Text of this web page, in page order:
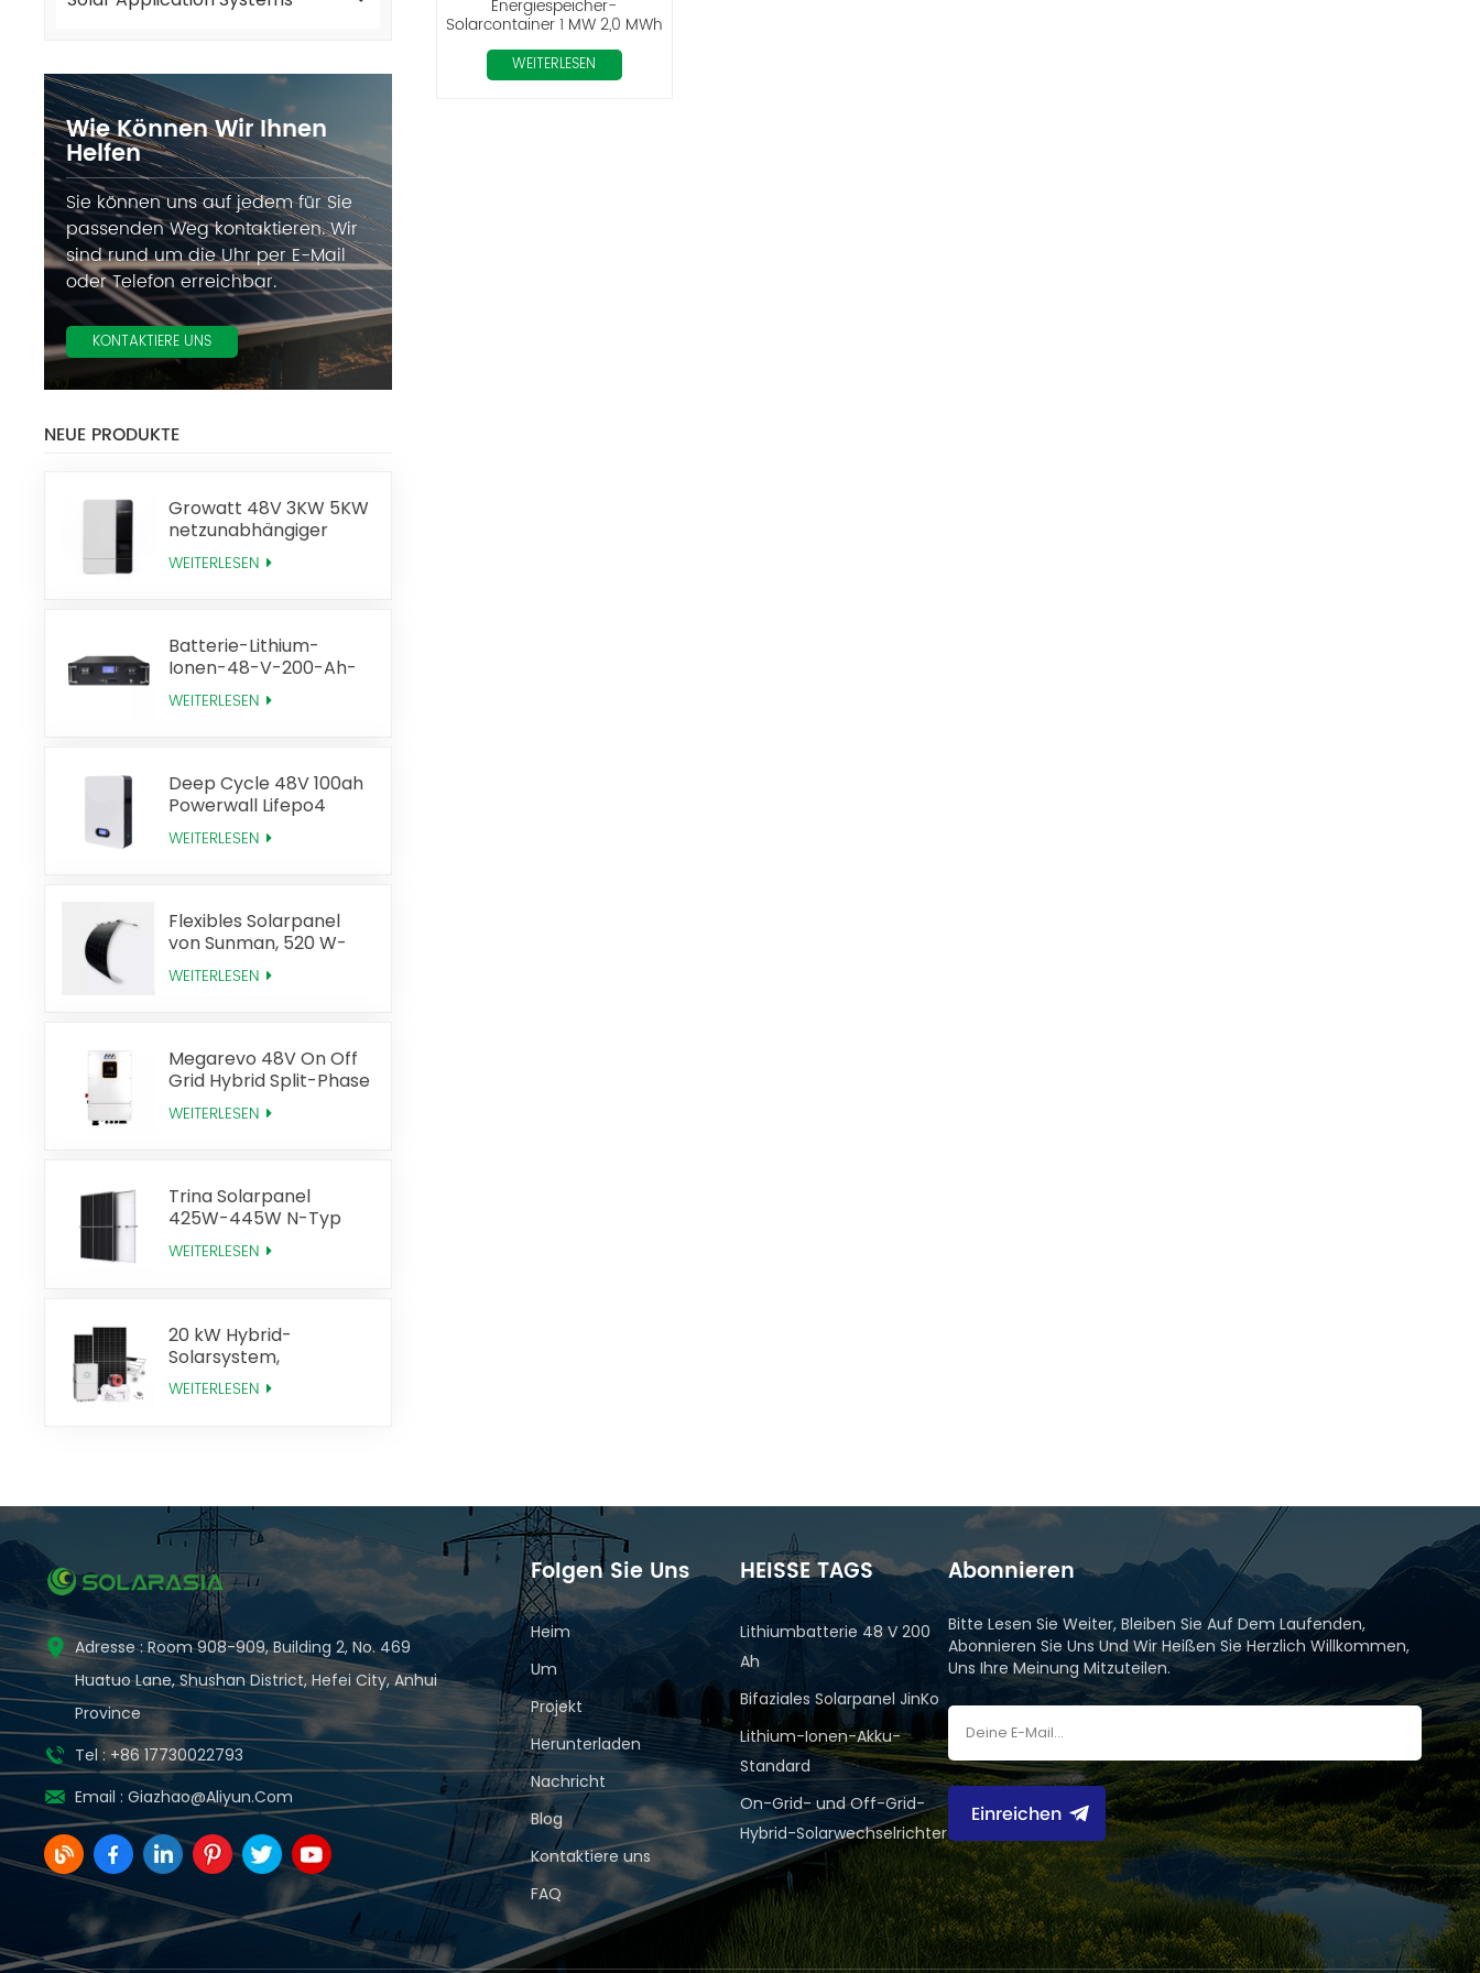
Wie Können Wir Ihnen
Helfen
Sie können uns auf jedem für Sie
passenden Weg kontaktieren. Wir
sind rund um die Uhr per E-Mail
oder Telefon erreichbar.
KONTAKTIERE UNS
NEUE PRODUKTE
Growatt 48V 3KW 5KW
netzunabhängiger
Solarwechselrichter
WEITERLESEN
Batterie-Lithium-
Ionen-48-V-200-Ah-
Lifepo4-Batterie-Rack
WEITERLESEN
Deep Cycle 48V 100ah
Powerwall Lifepo4
Solarbatterie
WEITERLESEN
Flexibles Solarpanel
von Sunman, 520 W-
Technologie, hohe
Effizienz
WEITERLESEN
Megarevo 48V On Off
Grid Hybrid Split-Phase
Solar-Wechselrichter
US-Version
WEITERLESEN
Trina Solarpanel
425W-445W N-Typ
Mono Perc
WEITERLESEN
20 kW Hybrid-
Solarsystem,
Solarenergie-
Komplettsystem
WEITERLESEN
Energiespeicher-
Solarcontainer 1 MW 2,0 MWh
Ess Lithiumbatteriesystem
WEITERLESEN
Adresse : Room 908-909, Building 2, No. 469
Huatuo Lane, Shushan District, Hefei City, Anhui
Province
Tel : +86 17730022793
Email :Giazhao@aliyun.com
Folgen Sie Uns
Heim
Um
Projekt
Herunterladen
Nachricht
Blog
Kontaktiere uns
FAQ
HEISSE TAGS
Lithiumbatterie 48 V 200
Ah
Bifaziales Solarpanel JinKo
Lithium-Ionen-Akku-
Standard
On-Grid- und Off-Grid-
Hybrid-Solarwechselrichter
Abonnieren
Bitte Lesen Sie Weiter, Bleiben Sie Auf Dem Laufenden,
Abonnieren Sie Uns Und Wir Heißen Sie Herzlich Willkommen,
Uns Ihre Meinung Mitzuteilen.
Einreichen